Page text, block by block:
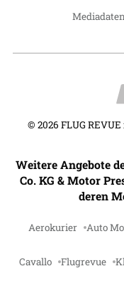
© 2026 FLUG
Weitere Angebote
Co. KG & Motor
deren
Aerokurier Auto
Cavallo Flugrevue